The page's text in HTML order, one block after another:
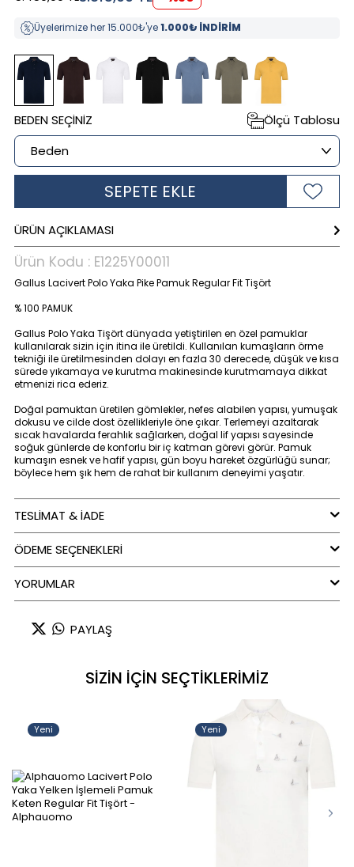
Üyelerimize her 15.000₺'ye1.000₺ İNDİRİM
BEDEN SEÇINIZ Ölçü Tablosu
SEPETE EKLE
ÜRÜN AÇIKLAMASI
Ürün Kodu : E1225Y00011
Gallus Lacivert Polo Yaka Pike Pamuk Regular Fit Tişört
% 100 PAMUK
Gallus Polo Yaka Tişört dünyada yetiştirilen en özel pamuklar
kullanılarak sizin için itina ile üretildi. Kullanılan kumaşların örme
tekniği ile üretilmesinden dolayı en fazla 30 derecede, düşük ve kısa
sürede yıkamaya ve kurutma makinesinde kurutmamaya dikkat
etmenizi rica ederiz.
Doğal pamuktan üretilen gömlekler, nefes alabilen yapısı, yumuşak
dokusu ve cilde dost özellikleriyle öne çıkar. Terlemeyi azaltarak
sıcak havalarda ferahlık sağlarken, doğal lif yapısı sayesinde
soğuk günlerde de konforlu bir iç katman görevi görür. Pamuk
kumaşın esnek ve hafif yapısı, gün boyu hareket özgürlüğü sunar;
böylece hem şık hem de rahat bir kullanım deneyimi yaşatır.
Pike doku, özellikle polo yaka tişörtlerde kullanılan, yüzeyinde hafif
kabartılı ve dokulu bir görünüm oluşturan özel bir kumaş türüdür.
Fransızca “piqué” kelimesinden gelen bu dokuma, genellikle pamuk
ipliklerle üretilir ve gözenekli yapısı sayesinde yüksek hava
geçirgenliği sağlar. Bu özellik, pike dokulu tişörtleri özellikle yaz
aylarında ferah ve konforlu bir seçenek haline getirir. Sıkı ve
düz tişörtlere göre daha tok bir duruş ve zengin bir doku sunar. Polo
yaka tişörtlerde hem şık hem de sportif bir görünüm sunan pike
de tercih edilir.
TESLİMAT & İADE
ÖDEME SEÇENEKLERI
YORUMLAR
PAYLAŞ
SİZİN İÇİN SEÇTİKLERİMİZ
Yeni Yeni